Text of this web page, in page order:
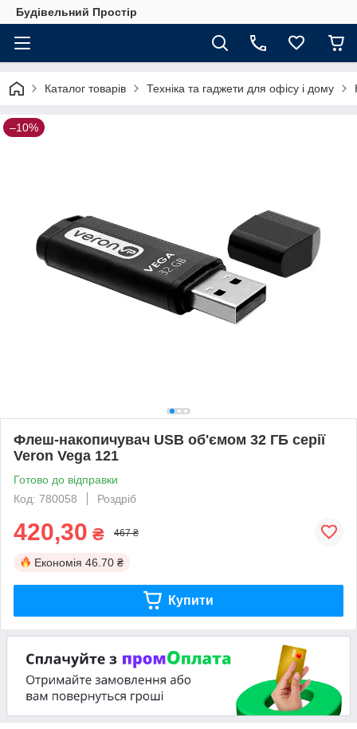
Будівельний Простір
Каталог товарів Техніка та гаджети для офісу і дому
–10%
Флеш-накопичувач USB об'ємом 32 ГБ серії
Veron Vega 121
Готово до відправки
Код: 780058
Роздріб
420,30 ₴ 467 ₴
Економія 46.70 ₴
Купити